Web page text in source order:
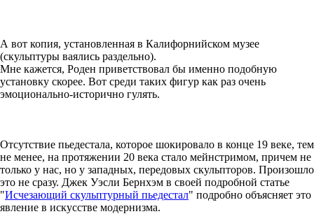
А вот копия, установленная в Калифорнийском музее
(скульптуры ваялись раздельно).
Мне кажется, Роден приветствовал бы именно подобную
установку скорее. Вот среди таких фигур как раз очень
эмоционально-исторично гулять.
Отсутствие пьедестала, которое шокировало в конце 19 веке, тем
не менее, на протяжении 20 века стало мейнстримом, причем не
только у нас, но у западных, передовых скульпторов. Произошло
это не сразу. Джек Уэсли Бернхэм в своей подробной статье
"Исчезающий скульптурный пьедестал" подробно объясняет это
явление в искусстве модернизма.